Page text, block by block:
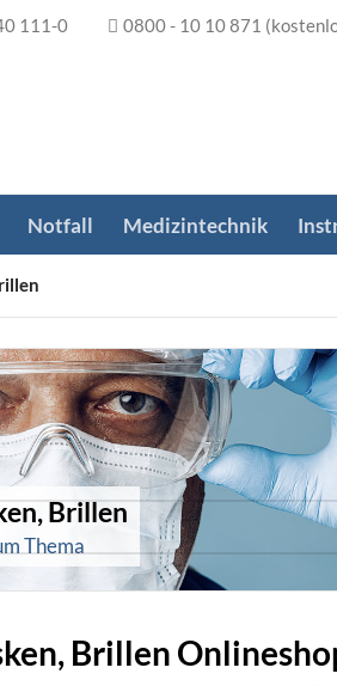
111-0 0800 - 10 10 871
Notfall Medizintechnik
Brillen
Thema
Brillen